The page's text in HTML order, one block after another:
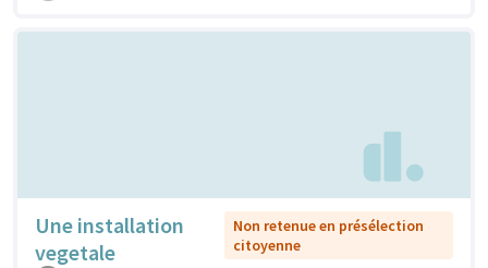
Une installation
vegetale
Non retenue en présélection
citoyenne